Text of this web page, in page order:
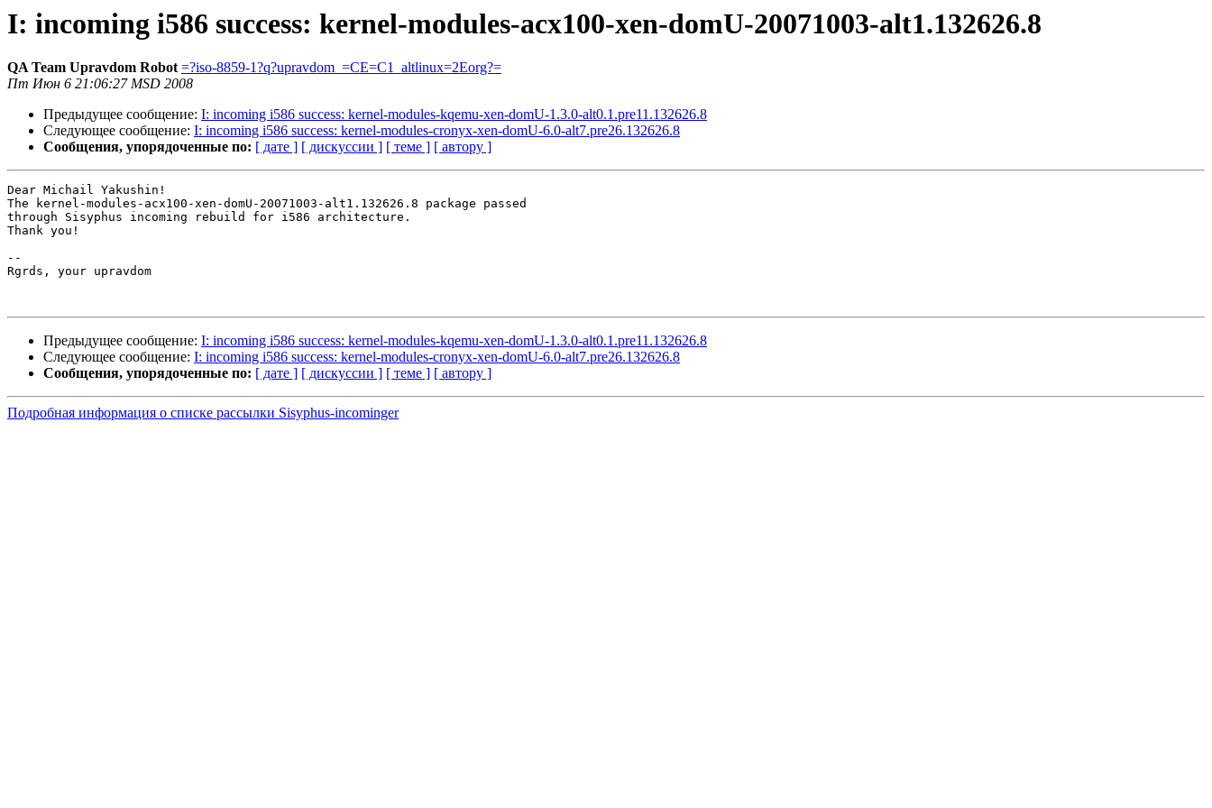
I: incoming i586 success: kernel-modules-acx100-xen-domU-20071003-alt1.132626.8
QA Team Upravdom Robot =?iso-8859-1?q?upravdom_=CE=C1_altlinux=2Eorg?=
Пт Июн 6 21:06:27 MSD 2008
Предыдущее сообщение: I: incoming i586 success: kernel-modules-kqemu-xen-domU-1.3.0-alt0.1.pre11.132626.8
Следующее сообщение: I: incoming i586 success: kernel-modules-cronyx-xen-domU-6.0-alt7.pre26.132626.8
Сообщения, упорядоченные по: [ дате ] [ дискуссии ] [ теме ] [ автору ]
Dear Michail Yakushin!
The kernel-modules-acx100-xen-domU-20071003-alt1.132626.8 package passed
through Sisyphus incoming rebuild for i586 architecture.
Thank you!
--
Rgrds, your upravdom
Предыдущее сообщение: I: incoming i586 success: kernel-modules-kqemu-xen-domU-1.3.0-alt0.1.pre11.132626.8
Следующее сообщение: I: incoming i586 success: kernel-modules-cronyx-xen-domU-6.0-alt7.pre26.132626.8
Сообщения, упорядоченные по: [ дате ] [ дискуссии ] [ теме ] [ автору ]
Подробная информация о списке рассылки Sisyphus-incominger